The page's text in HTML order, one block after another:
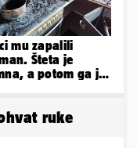
mu zapalili
Šteta je
a potom ga je
ruke